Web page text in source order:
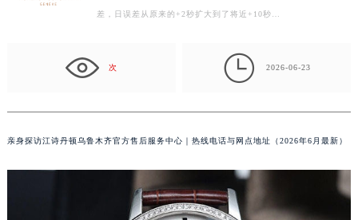
差，日误差从原来的+2秒扩大到了将近+10秒…
次  2026-06-23
亲身探访江诗丹顿乌鲁木齐官方售后服务中心｜热线电话与网点地址（2026年6月最新）